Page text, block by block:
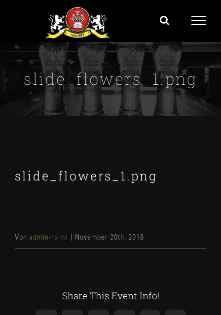
slide_flowers_1.png
slide_flowers_1.png
Von admin-raimi | November 20th, 2018
Share This Event Info!